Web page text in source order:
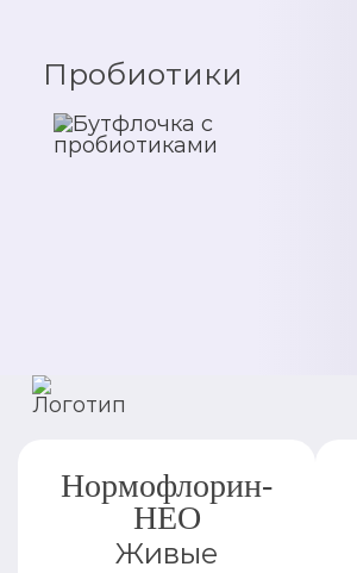
Пробиотики
Нормофлорин-
НЕО
Живые